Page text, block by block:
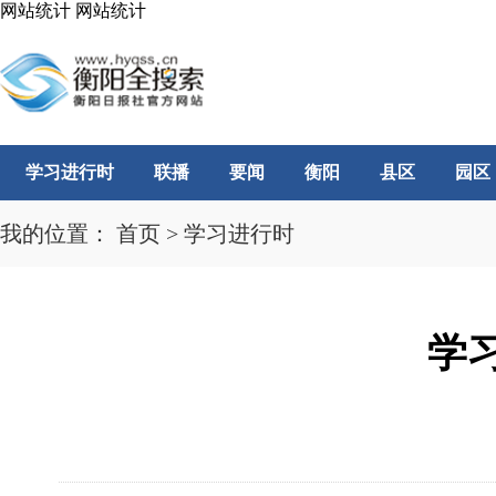
网站统计 网站统计
学习进行时 联播 要闻 衡阳 县区 园区
我的位置： 首页 > 学习进行时
学